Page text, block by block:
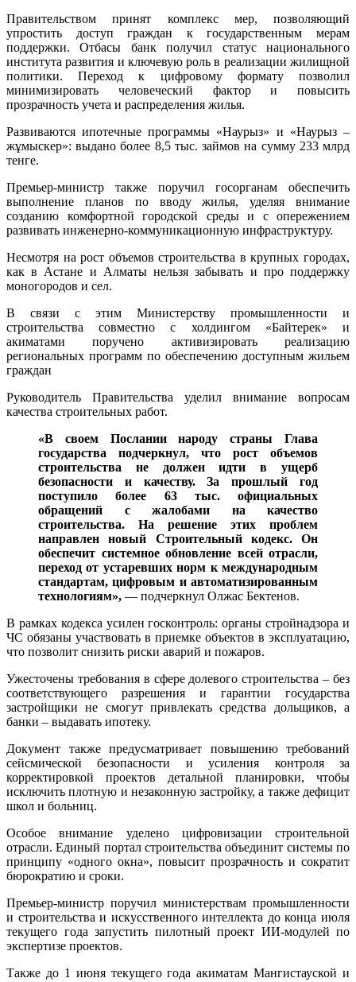
Правительством принят комплекс мер, позволяющий
упростить доступ граждан к государственным мерам
поддержки. Отбасы банк получил статус национального
института развития и ключевую роль в реализации жилищной
политики. Переход к цифровому формату позволил
минимизировать человеческий фактор и повысить
прозрачность учета и распределения жилья.
Развиваются ипотечные программы «Наурыз» и «Наурыз –
жұмыскер»: выдано более 8,5 тыс. займов на сумму 233 млрд
тенге.
Премьер-министр также поручил госорганам обеспечить
выполнение планов по вводу жилья, уделяя внимание
созданию комфортной городской среды и с опережением
развивать инженерно-коммуникационную инфраструктуру.
Несмотря на рост объемов строительства в крупных городах,
как в Астане и Алматы нельзя забывать и про поддержку
моногородов и сел.
В связи с этим Министерству промышленности и
строительства совместно с холдингом «Байтерек» и
акиматами поручено активизировать реализацию
региональных программ по обеспечению доступным жильем
граждан
Руководитель Правительства уделил внимание вопросам
качества строительных работ.
«В своем Послании народу страны Глава
государства подчеркнул, что рост объемов
строительства не должен идти в ущерб
безопасности и качеству. За прошлый год
поступило более 63 тыс. официальных
обращений с жалобами на качество
строительства. На решение этих проблем
направлен новый Строительный кодекс. Он
обеспечит системное обновление всей отрасли,
переход от устаревших норм к международным
стандартам, цифровым и автоматизированным
технологиям», — подчеркнул Олжас Бектенов.
В рамках кодекса усилен госконтроль: органы стройнадзора и
ЧС обязаны участвовать в приемке объектов в эксплуатацию,
что позволит снизить риски аварий и пожаров.
Ужесточены требования в сфере долевого строительства – без
соответствующего разрешения и гарантии государства
застройщики не смогут привлекать средства дольщиков, а
банки – выдавать ипотеку.
Документ также предусматривает повышению требований
сейсмической безопасности и усиления контроля за
корректировкой проектов детальной планировки, чтобы
исключить плотную и незаконную застройку, а также дефицит
школ и больниц.
Особое внимание уделено цифровизации строительной
отрасли. Единый портал строительства объединит системы по
принципу «одного окна», повысит прозрачность и сократит
бюрократию и сроки.
Премьер-министр поручил министерствам промышленности
и строительства и искусственного интеллекта до конца июля
текущего года запустить пилотный проект ИИ-модулей по
экспертизе проектов.
Также до 1 июня текущего года акиматам Мангистауской и